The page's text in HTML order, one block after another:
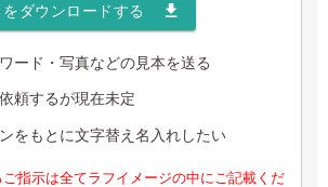
file_download
ダウンロードする
ード・写真などの見本を送る
頼するが現在未定
をもとに文字替え名入れしたい
指示は全てラフイメージの中にご記載くだ